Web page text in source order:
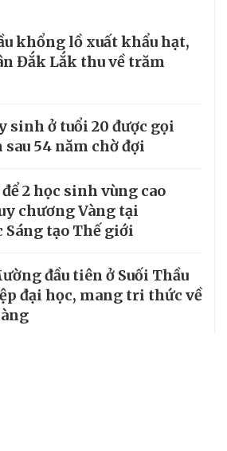
khổng lồ xuất khẩu hạt,
Đắk Lắk thu về trăm
sinh ở tuổi 20 được gọi
sau 54 năm chờ đợi
2 học sinh vùng cao
chương Vàng tại
tạo Thế giới
đầu tiên ở Suối Thầu
đại học, mang tri thức về